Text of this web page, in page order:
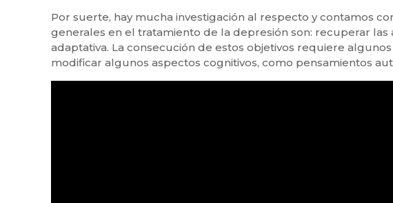
Por suerte, hay mucha investigación al respecto y contamos
generales en el tratamiento de la depresión son: recuperar
adaptativa. La consecución de estos objetivos requiere
modificar algunos aspectos cognitivos, como pensamientos